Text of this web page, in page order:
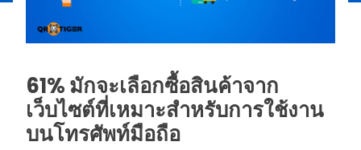
61% มักจะเลือกซื้อสินค้าจาก
เว็บไซต์ที่เหมาะสำหรับการใช้งาน
บนโทรศัพท์มือถือ